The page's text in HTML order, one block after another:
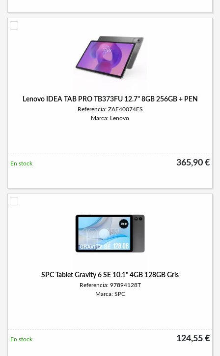
Lenovo IDEA TAB PRO TB373FU 12.7" 8GB 256GB + PEN
Referencia: ZAE40074ES
Marca: Lenovo
365,90 €
En stock
SPC Tablet Gravity 6 SE 10.1" 4GB 128GB Gris
Referencia: 97894128T
Marca: SPC
124,55 €
En stock